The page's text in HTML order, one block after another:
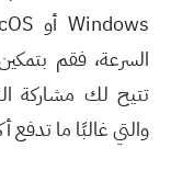
تتيح لك مشاركة
والتي غالبًا ما تدفع